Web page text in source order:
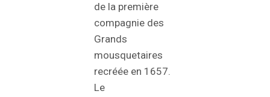
de la première
compagnie des
Grands
mousquetaires
recréée en 1657.
Le